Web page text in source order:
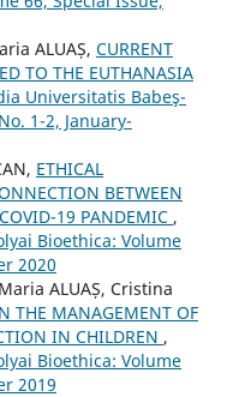
ALUAȘ, CURRENT
TO THE EUTHANASIA
Universitatis Babeş-
1-2, January-
ETHICAL
BETWEEN
19 PANDEMIC ,
Bioethica: Volume
2020
ALUAȘ, Cristina
THE MANAGEMENT OF
IN CHILDREN ,
Bioethica: Volume
2019